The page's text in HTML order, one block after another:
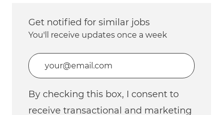
Get notified for similar jobs
You'll receive updates once a week
Enter Email address (Required)
By checking this box, I consent to
receive transactional and marketing